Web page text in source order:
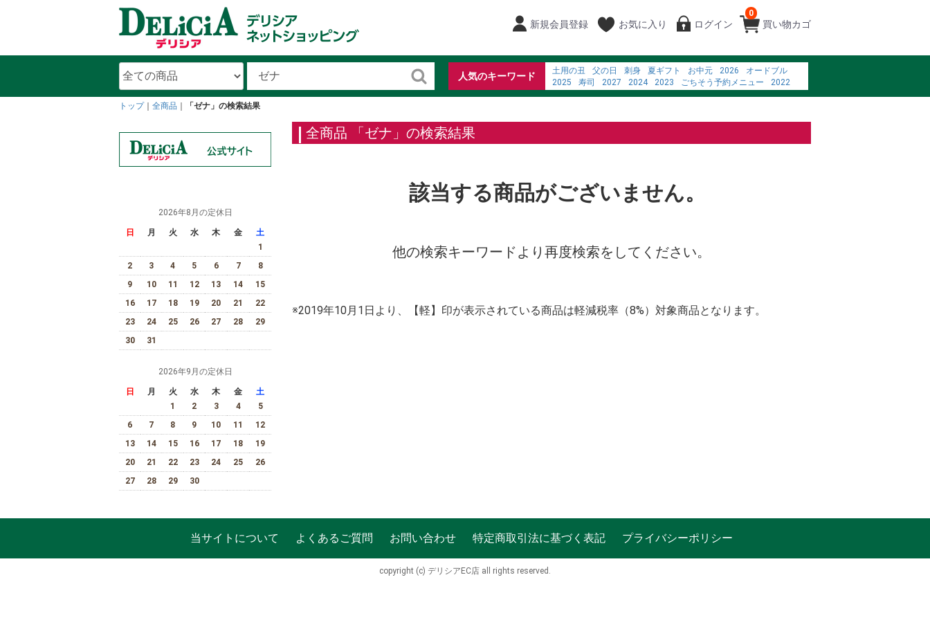
買い物カゴ
0
新規会員登録 お気に入り ログイン
人気のキーワード 土用の丑 父の日 刺身 夏ギフト お中元 2026
オードブル
2025
寿司 2027 2024 2023 ごちそう予約メニュー
2022
トップ 全商品 「ゼナ」の検索結果
2026年8月の定休日
日 月 火 水 木 金
土
1
2
3 4 5 6 7
8
9
10 11 12 13 14
15
16
17 18 19 20 21
22
23
24 25 26 27 28
29
30
31
2026年9月の定休日
日 月 火 水 木 金
土
1
2 3 4
5
6
7 8 9 10 11
12
13
14 15 16 17 18
19
20
21 22 23 24 25
26
27
28 29 30
全商品 「ゼナ」の検索結果
該当する商品がございません。
他の検索キーワードより再度検索をしてください。
※2019年10月1日より、【軽】印が表示されている商品は軽減税率（8%）対象商品となります。
当サイトについて よくあるご質問 お問い合わせ 特定商取引法に基づく表記 プライバシーポリシー
copyright (c) デリシアEC店 all rights reserved.